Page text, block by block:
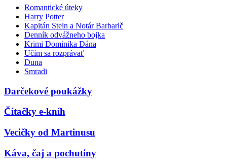
Romantické úteky
Harry Potter
Kapitán Stein a Notár Barbarič
Denník odvážneho bojka
Krimi Dominika Dána
Učím sa rozprávať
Duna
Smradi
Darčekové poukážky
Čítačky e-kníh
Vecičky od Martinusu
Káva, čaj a pochutiny